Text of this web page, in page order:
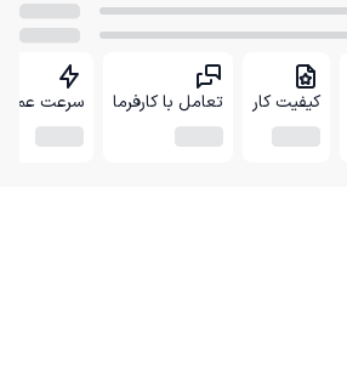
کیفیت کار تعامل با کارفرما سرعت عمل